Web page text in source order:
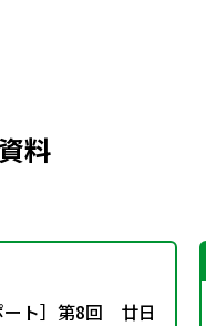
料
ート］第8回 廿日